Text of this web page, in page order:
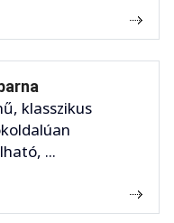
klasszikus
...